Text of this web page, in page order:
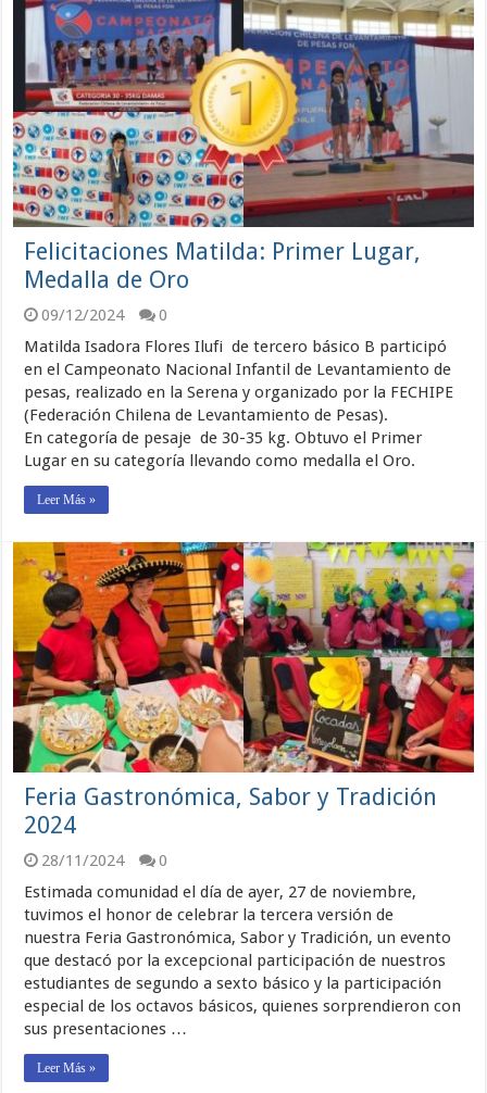
Felicitaciones Matilda: Primer Lugar,
Medalla de Oro
09/12/2024
0
Matilda Isadora Flores Ilufi de tercero básico B participó
en el Campeonato Nacional Infantil de Levantamiento de
pesas, realizado en la Serena y organizado por la FECHIPE
(Federación Chilena de Levantamiento de Pesas).
En categoría de pesaje de 30-35 kg. Obtuvo el Primer
Lugar en su categoría llevando como medalla el Oro.
Leer Más »
Feria Gastronómica, Sabor y Tradición
2024
28/11/2024
0
Estimada comunidad el día de ayer, 27 de noviembre,
tuvimos el honor de celebrar la tercera versión de
nuestra Feria Gastronómica, Sabor y Tradición, un evento
que destacó por la excepcional participación de nuestros
estudiantes de segundo a sexto básico y la participación
especial de los octavos básicos, quienes sorprendieron con
sus presentaciones …
Leer Más »